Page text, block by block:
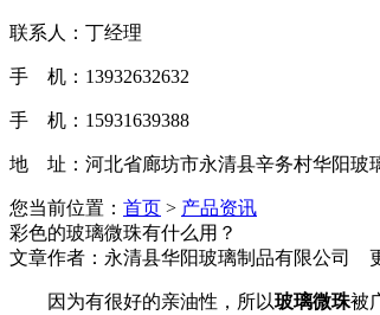
联系人：丁经理
手 机：13932632632
手 机：15931639388
地 址：河北省廊坊市永清县辛务村华阳玻
您当前位置： 首页 > 产品资讯
彩色的玻璃微珠有什么用？
文章作者：永清县华阳玻璃制品有限公司
因为有很好的亲油性，所以玻璃微珠被